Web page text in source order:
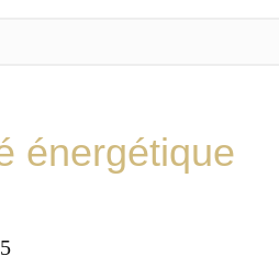
énergétique